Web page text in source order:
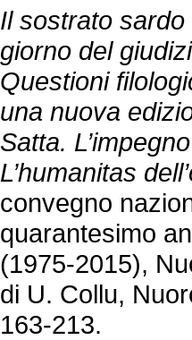
Il sostrato
giorno del
Questioni
una nuova
Satta.
L’humanitas
convegno
quarantesimo
(1975-2015),
di U. Collu,
163-213.